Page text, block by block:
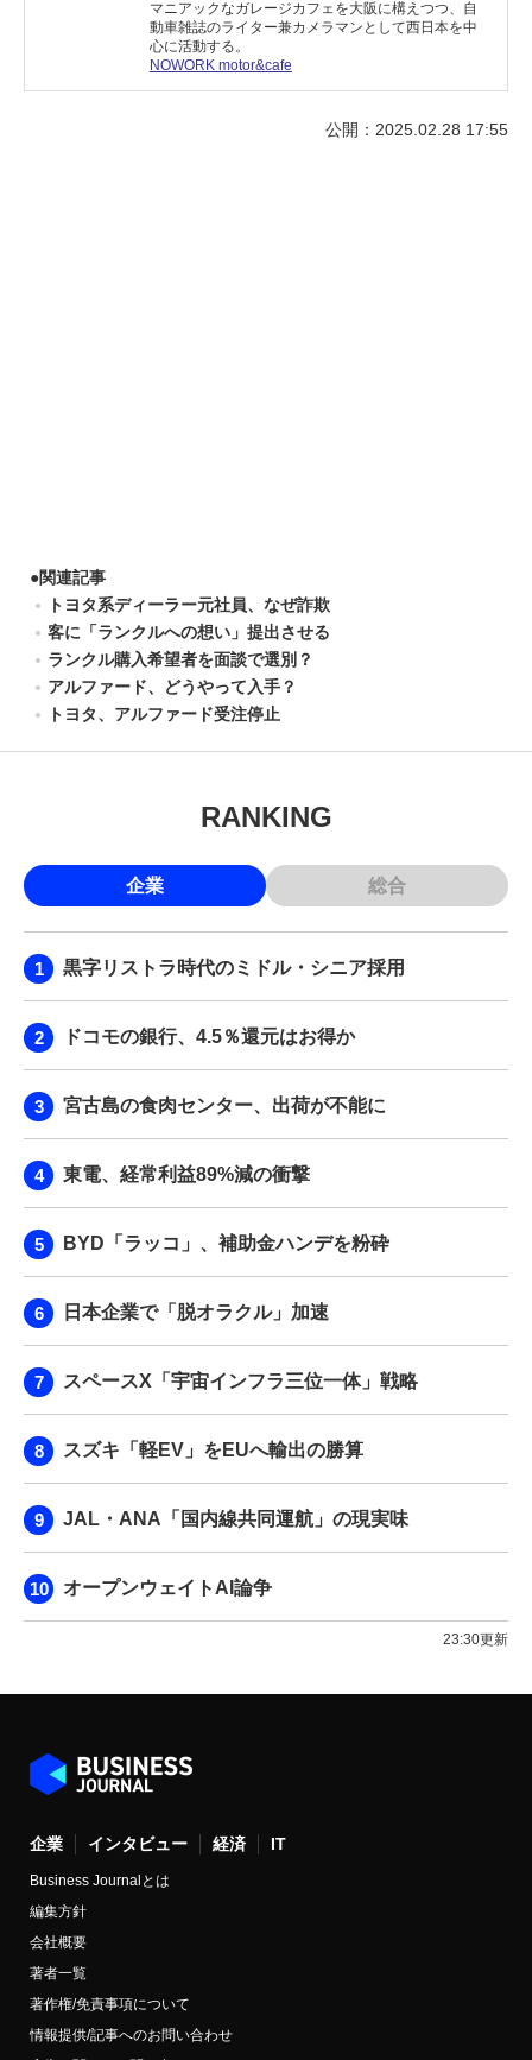
マニアックなガレージカフェを大阪に構えつつ、自
動車雑誌のライター兼カメラマンとして西日本を中
心に活動する。
NOWORK motor&cafe
公開：2025.02.28 17:55
●関連記事
トヨタ系ディーラー元社員、なぜ詐欺
客に「ランクルへの想い」提出させる
ランクル購入希望者を面談で選別？
アルファード、どうやって入手？
トヨタ、アルファード受注停止
RANKING
企業 総合
黒字リストラ時代のミドル・シニア採用
ドコモの銀行、4.5％還元はお得か
宮古島の食肉センター、出荷が不能に
東電、経常利益89%減の衝撃
BYD「ラッコ」、補助金ハンデを粉砕
日本企業で「脱オラクル」加速
スペースX「宇宙インフラ三位一体」戦略
スズキ「軽EV」をEUへ輸出の勝算
JAL・ANA「国内線共同運航」の現実味
オープンウェイトAI論争
23:30更新
企業 インタビュー 経済 IT
Business Journalとは
編集方針
会社概要
著者一覧
著作権/免責事項について
情報提供/記事へのお問い合わせ